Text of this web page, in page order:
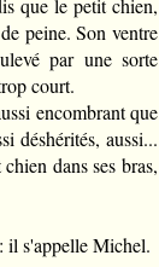
que le petit chien,
peine. Son ventre
par une sorte
court.
encombrant que
déshérités, aussi...
dans ses bras,
il s'appelle Michel.